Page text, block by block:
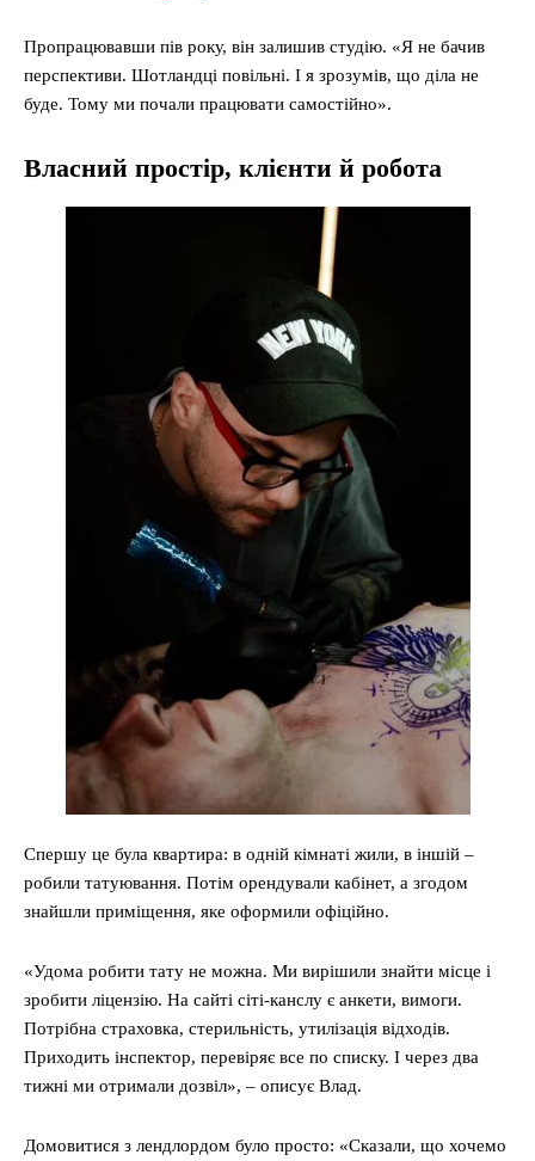
Пропрацювавши пів року, він залишив студію. «Я не бачив
перспективи. Шотландці повільні. І я зрозумів, що діла не
буде. Тому ми почали працювати самостійно».
Власний простір, клієнти й робота
Спершу це була квартира: в одній кімнаті жили, в іншій –
робили татуювання. Потім орендували кабінет, а згодом
знайшли приміщення, яке оформили офіційно.
«Удома робити тату не можна. Ми вирішили знайти місце і
зробити ліцензію. На сайті сіті-канслу є анкети, вимоги.
Потрібна страховка, стерильність, утилізація відходів.
Приходить інспектор, перевіряє все по списку. І через два
тижні ми отримали дозвіл», – описує Влад.
Домовитися з лендлордом було просто: «Сказали, що хочемо